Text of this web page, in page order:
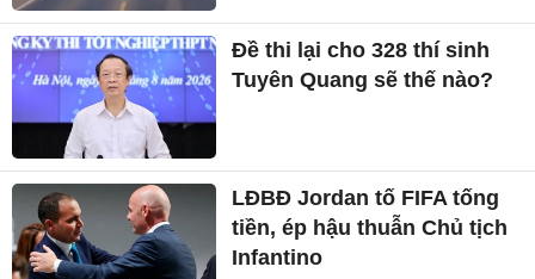
Đề thi lại cho 328 thí sinh
Tuyên Quang sẽ thế nào?
LĐBĐ Jordan tố FIFA tống
tiền, ép hậu thuẫn Chủ tịch
Infantino